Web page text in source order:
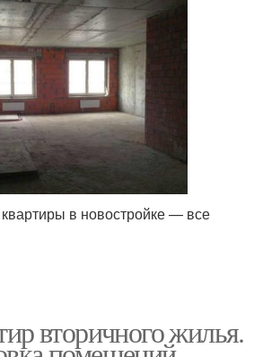
в новостройке — все
вторичного жилья.